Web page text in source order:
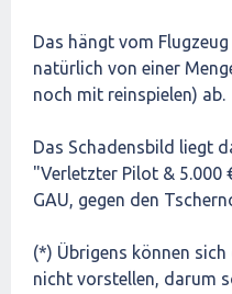
Das hängt vom
natürlich von einer
noch mit reinspielen) ab.
Das Schadensbild liegt
"Verletzter Pilot & 5.000
GAU, gegen den
(*) Übrigens können
nicht vorstellen, darum